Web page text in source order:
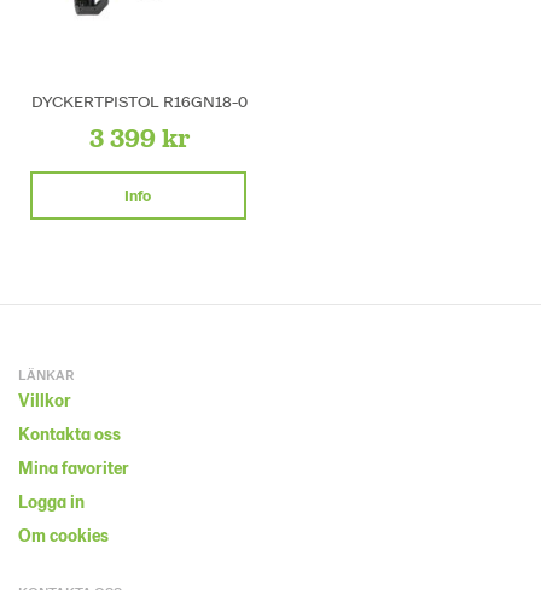
DYCKERTPISTOL R16GN18-0
3 399 kr
Info
LÄNKAR
Villkor
Kontakta oss
Mina favoriter
Logga in
Om cookies